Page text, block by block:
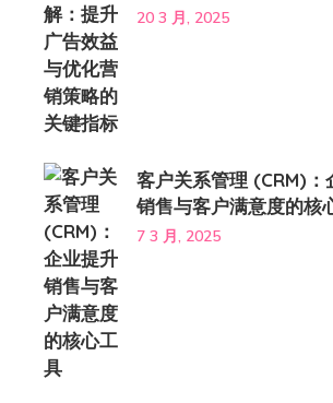
20 3 月, 2025
客户关系管理 (CRM)：
销售与客户满意度的核
7 3 月, 2025